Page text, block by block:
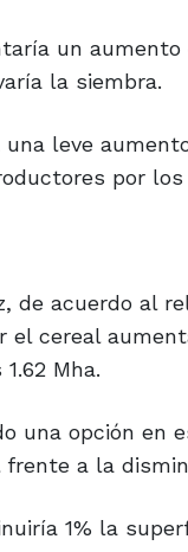
un aumento
la siembra.
leve
por
de acuerdo al
el cereal
Mha.
una opción en
a la
1% la